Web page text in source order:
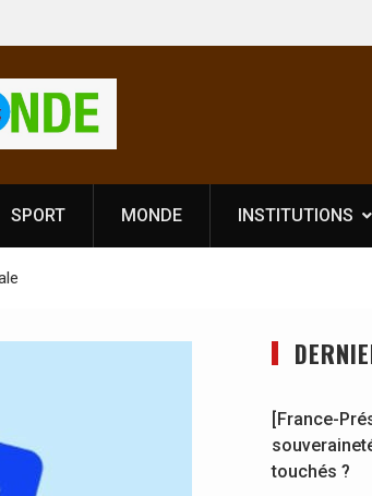
Nouvelle licence obligatoire pour les spectacles
Côte d’Ivoire, l’opérateur culturel Soldat
prononce
SPORT MONDE INSTITUTIONS
[France-
touchés ?